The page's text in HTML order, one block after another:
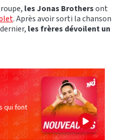
les Jonas Brothersont
. Après avoir sorti la chanson
les frères dévoilent un
qui font